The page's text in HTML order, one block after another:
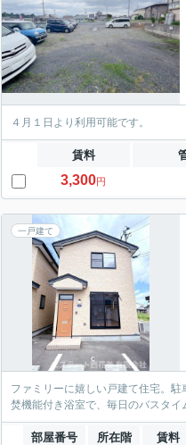
４月１日より利用可能です。
賃料
3,300円
一戸建て
ファミリーに嬉しい戸建て住宅。
焚機能付き浴室で、毎日のバスタイ
部屋番号 所在階 賃料